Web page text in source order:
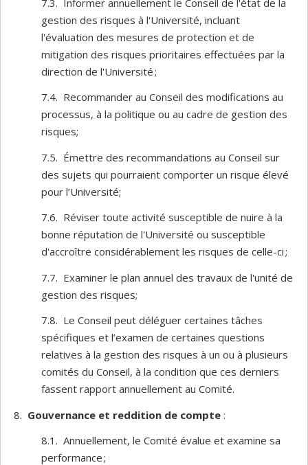
gestion des risques à l'Université, incluant
l'évaluation des mesures de protection et de
mitigation des risques prioritaires effectuées par la
direction de l'Université ;
7.4. Recommander au Conseil des modifications au
processus, à la politique ou au cadre de gestion des
risques;
7.5. Émettre des recommandations au Conseil sur
des sujets qui pourraient comporter un risque élevé
pour l’Université;
7.6. Réviser toute activité susceptible de nuire à la
bonne réputation de l'Université ou susceptible
d'accroître considérablement les risques de celle-ci ;
7.7. Examiner le plan annuel des travaux de l'unité de
gestion des risques;
7.8. Le Conseil peut déléguer certaines tâches
spécifiques et l’examen de certaines questions
relatives à la gestion des risques à un ou à plusieurs
comités du Conseil, à la condition que ces derniers
fassent rapport annuellement au Comité.
8. Gouvernance et reddition de compte :
8.1. Annuellement, le Comité évalue et examine sa
performance ;